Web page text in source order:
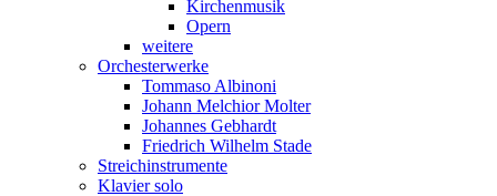
Kirchenmusik
Opern
weitere
Orchesterwerke
Tommaso Albinoni
Johann Melchior Molter
Johannes Gebhardt
Friedrich Wilhelm Stade
Streichinstrumente
Klavier solo